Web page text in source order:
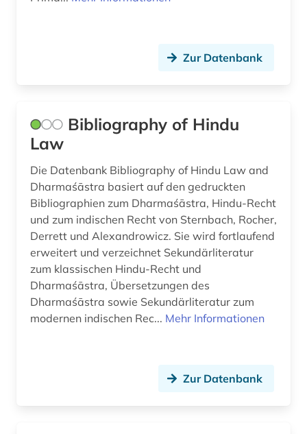
open access (5)
osmanisches reich (1)
patristik (3)
perestroika (1)
pharmazie (4)
philosophie des mittelalters (1)
Zur Datenbank
Bibliography of Hindu
Law
Die Datenbank Bibliography of Hindu Law and
Dharmaśāstra basiert auf den gedruckten
Bibliographien zum Dharmaśāstra, Hindu-Recht
und zum indischen Recht von Sternbach, Rocher,
Derrett und Alexandrowicz. Sie wird fortlaufend
erweitert und verzeichnet Sekundärliteratur
zum klassischen Hindu-Recht und
Dharmaśāstra, Übersetzungen des
Dharmaśāstra sowie Sekundärliteratur zum
modernen indischen Rec... Mehr Informationen
Zur Datenbank